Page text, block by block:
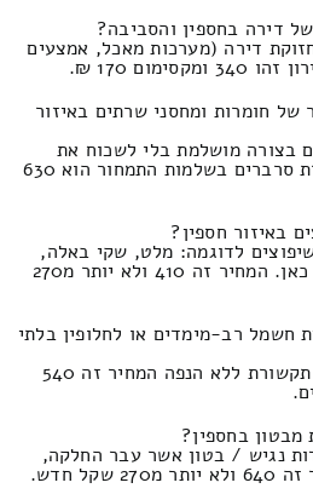
דירה בחספין והסביבה?
דירה (מערכות מאכל, אמצעים
170 ₪.
חומרות ומחסני שרתים באיזור
בצורה מושלמת בלי לשכוח את
הובלת החומרות העברת דירת סרברים בשלמות התמחור הוא 630
באיזור חספין?
לדוגמה: מלט, שקי באלה,
טיט, פחי צבע וזה לא נגמר כאן. המחיר זה 410 ולא יותר מ270
חשמל רב-מימדים או לחלופין בלתי
עלויות של העברה של ארון תקשורת ללא הנפה המחיר זה 540
בחספין?
נגיש / בטון אשר עבר החלקה,
חדש.